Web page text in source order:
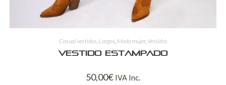
Casual vestidos, Largos, Moda mujer, Vestidos
Vestido estampado
50,00€ IVA Inc.